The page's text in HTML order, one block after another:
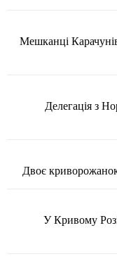
Мешканці
Делегація з
Двоє
У Кривому